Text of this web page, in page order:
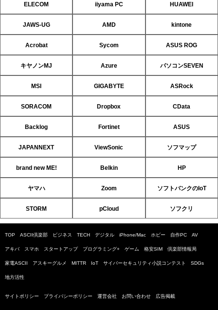
ELECOM iiyama PC HUAWEI
JAWS-UG AMD kintone
Acrobat Sycom ASUS ROG
キヤノンMJ Azure パソコンSEVEN
MSI GIGABYTE ASRock
SORACOM Dropbox CData
Backlog Fortinet ASUS
JAPANNEXT ViewSonic ソフマップ
brand new ME! Belkin HP
ヤマハ Zoom ソフトバンクのIoT
STORM pCloud ソフクリ
TOP ASCII倶楽部 ビジネス TECH デジタル iPhone/Mac ホビー 自作PC AV
アキバ スマホ スタートアップ プログラミング+ ゲーム 格安SIM 倶楽部情報局
家電ASCII アスキーグルメ MITTR IoT サイバーセキュリティ小説コンテスト SDGs
地方活性
サイトポリシー プライバシーポリシー 運営会社 お問い合わせ 広告掲載